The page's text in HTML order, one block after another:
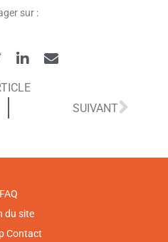
sur :
SUIVANT
FAQ
du site
Contact